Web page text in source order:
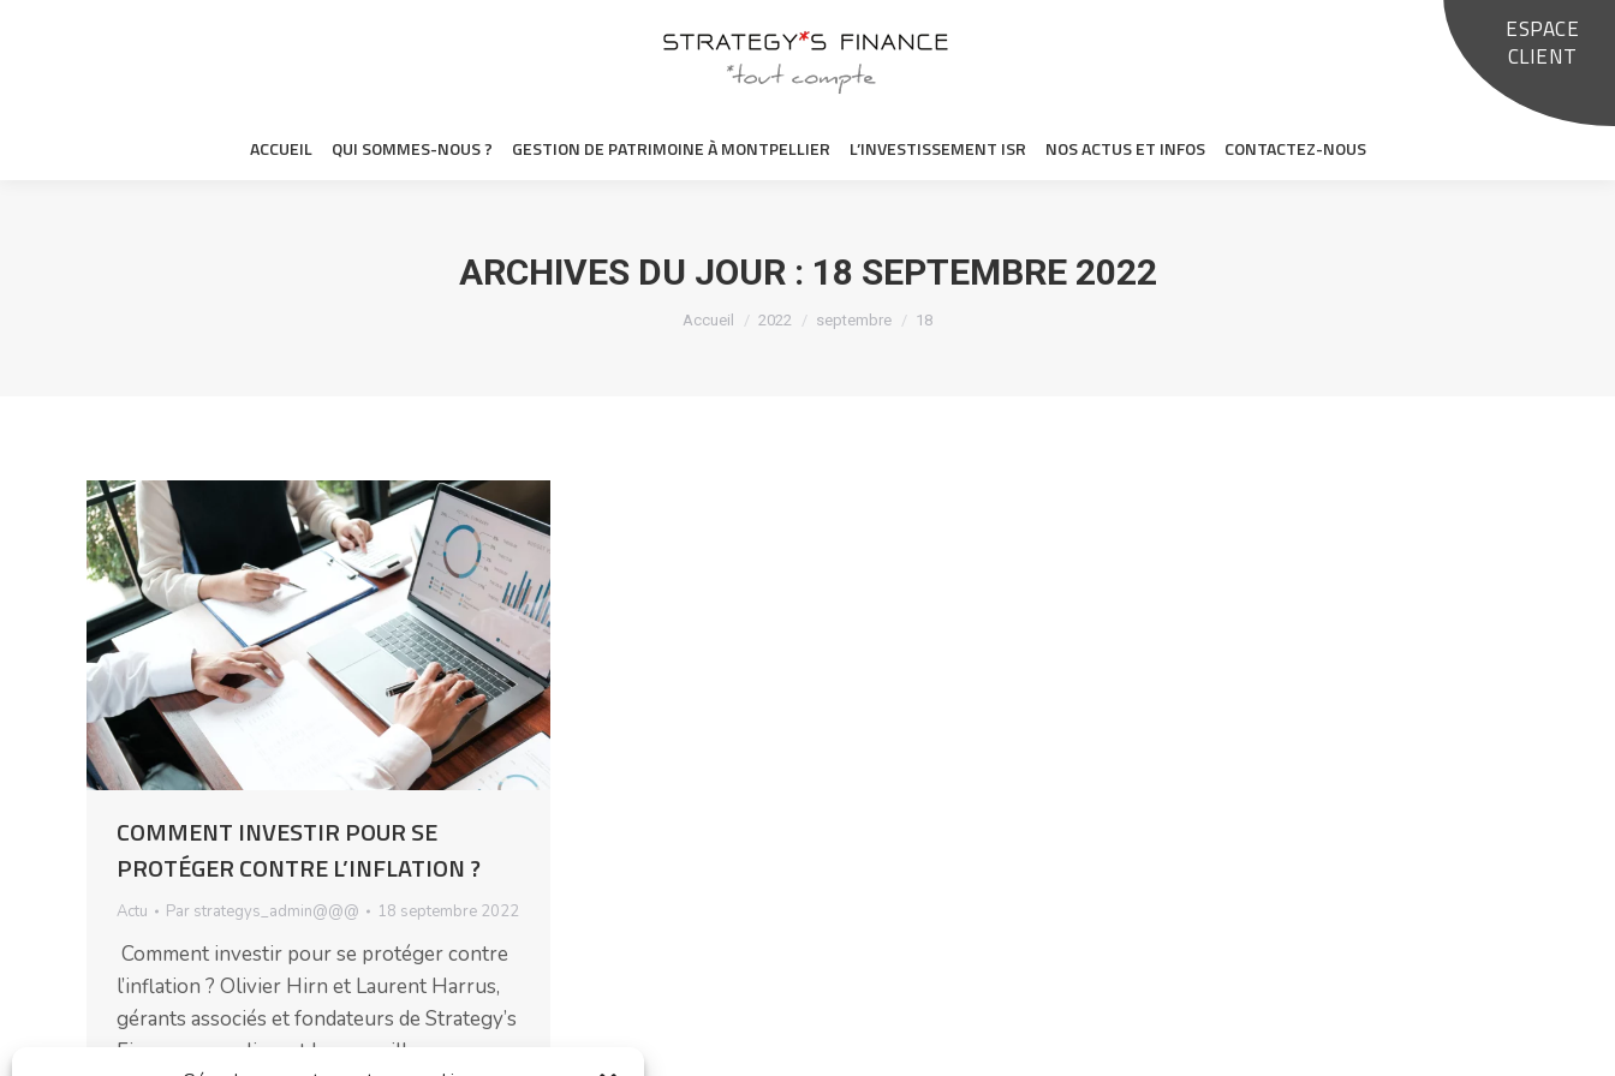
ESPACE
CLIENT
ACCUEIL QUI SOMMES-NOUS ? GESTION DE PATRIMOINE À MONTPELLIER L’INVESTISSEMENT ISR NOS ACTUS ET INFOS CONTACTEZ-NOUS
ARCHIVES DU JOUR : 18 SEPTEMBRE 2022
Vous êtes ici :
Accueil 2022 septembre 18
COMMENT INVESTIR POUR SE
PROTÉGER CONTRE L’INFLATION ?
Actu Par strategys_admin@@@ 18 septembre 2022
Comment investir pour se protéger contre
l’inflation ? Olivier Hirn et Laurent Harrus,
gérants associés et fondateurs de Strategy’s
Finance, nous livrent leurs meilleurs
GESTION DE PATRIMOINE À MONTPELLIER CONTACTEZ-NOUS